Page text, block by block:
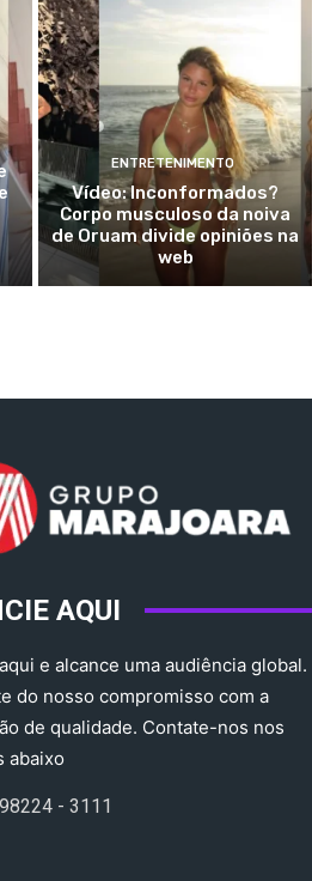
ENTRETENIMENTO
Vídeo: Inconformados?
Corpo musculoso da noiva
de Oruam divide opiniões na
web
AQUI
e alcance uma audiência global.
do nosso compromisso com a
de qualidade. Contate-nos nos
abaixo
- 3111